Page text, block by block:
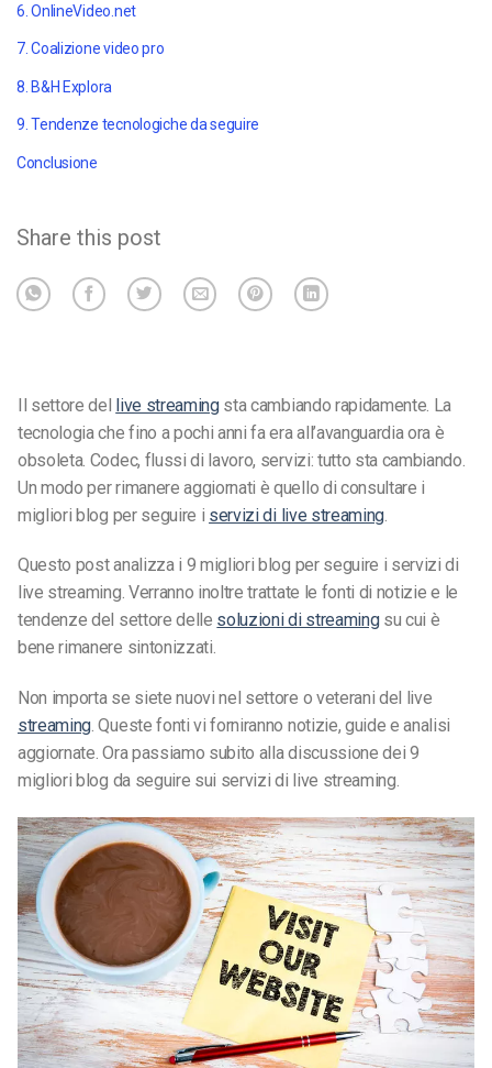
6. OnlineVideo.net
7. Coalizione video pro
8. B&H Explora
9. Tendenze tecnologiche da seguire
Conclusione
Share this post
Il settore del live streamingsta cambiando rapidamente. La
tecnologia che fino a pochi anni fa era all’avanguardia ora è
obsoleta. Codec, flussi di lavoro, servizi: tutto sta cambiando.
Un modo per rimanere aggiornati è quello di consultare i
migliori blog per seguire i servizi di live streaming
Questo post analizza i 9 migliori blog per seguire i servizi di
live streaming. Verranno inoltre trattate le fonti di notizie e le
tendenze del settore delle soluzioni di streamingsu cui è
bene rimanere sintonizzati.
Non importa se siete nuovi nel settore o veterani del live
streaming. Queste fonti vi forniranno notizie, guide e analisi
aggiornate. Ora passiamo subito alla discussione dei 9
migliori blog da seguire sui servizi di live streaming.